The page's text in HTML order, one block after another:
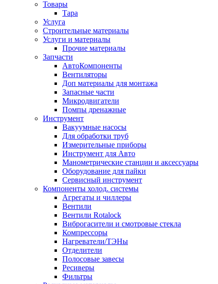
Товары
Тара
Услуга
Строительные материалы
Услуги и материалы
Прочие материалы
Запчасти
АвтоКомпоненты
Вентиляторы
Доп материалы для монтажа
Запасные части
Микродвигатели
Помпы дренажные
Инструмент
Вакуумные насосы
Для обработки труб
Измерительные приборы
Инструмент для Авто
Манометрические станции и аксессуары
Оборудование для пайки
Сервисный инструмент
Компоненты холод. системы
Агрегаты и чиллеры
Вентили
Вентили Rotalock
Виброгасители и смотровые стекла
Компрессоры
Нагреватели/ТЭНы
Отделители
Полосовые завесы
Ресиверы
Фильтры